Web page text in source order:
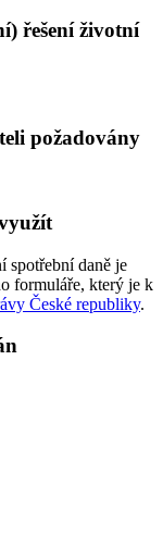
řešení životní
požadovány
spotřební daně je
formuláře, který je k
České republiky.